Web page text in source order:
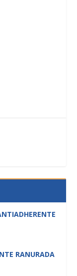
RANURADA